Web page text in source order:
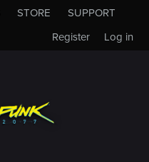
STORE
SUPPORT
Log in
Register